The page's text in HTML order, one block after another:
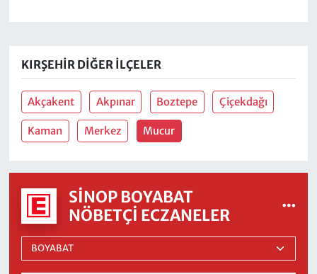
KIRŞEHIR DIĞER İLÇELER
Akçakent Akpınar Boztepe Çiçekdağı
Kaman Merkez Mucur
SINOP BOYABAT
NÖBETÇI ECZANELER